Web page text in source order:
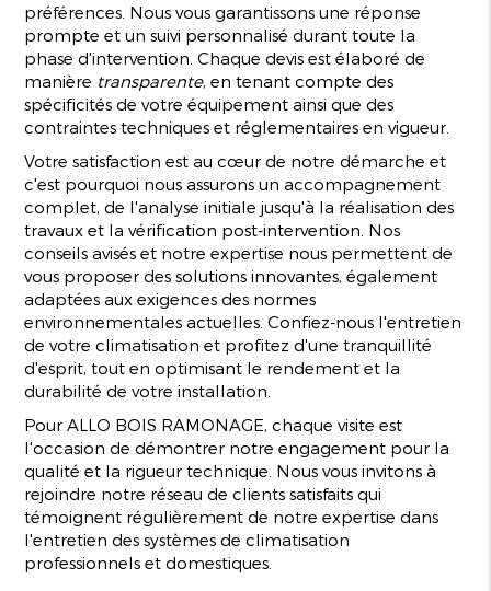
préférences. Nous vous garantissons une réponse
prompte et un suivi personnalisé durant toute la
phase d'intervention. Chaque devis est élaboré de
manière transparente, en tenant compte des
spécificités de votre équipement ainsi que des
contraintes techniques et réglementaires en vigueur.
Votre satisfaction est au cœur de notre démarche et
c'est pourquoi nous assurons un accompagnement
complet, de l'analyse initiale jusqu'à la réalisation des
travaux et la vérification post-intervention. Nos
conseils avisés et notre expertise nous permettent de
vous proposer des solutions innovantes, également
adaptées aux exigences des normes
environnementales actuelles. Confiez-nous l'entretien
de votre climatisation et profitez d'une tranquillité
d'esprit, tout en optimisant le rendement et la
durabilité de votre installation.
Pour ALLO BOIS RAMONAGE, chaque visite est
l'occasion de démontrer notre engagement pour la
qualité et la rigueur technique. Nous vous invitons à
rejoindre notre réseau de clients satisfaits qui
témoignent régulièrement de notre expertise dans
l'entretien des systèmes de climatisation
professionnels et domestiques.